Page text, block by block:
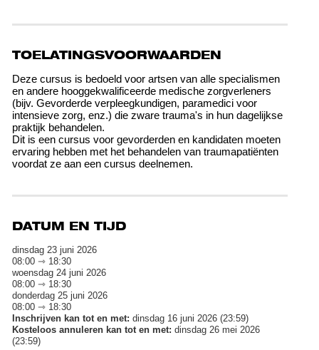
TOELATINGSVOORWAARDEN
Deze cursus is bedoeld voor artsen van alle specialismen
en andere hooggekwalificeerde medische zorgverleners
(bijv. Gevorderde verpleegkundigen, paramedici voor
intensieve zorg, enz.) die zware trauma's in hun dagelijkse
praktijk behandelen.
Dit is een cursus voor gevorderden en kandidaten moeten
ervaring hebben met het behandelen van traumapatiënten
voordat ze aan een cursus deelnemen.
DATUM EN TIJD
dinsdag 23 juni 2026
08:00 ⇾ 18:30
woensdag 24 juni 2026
08:00 ⇾ 18:30
donderdag 25 juni 2026
08:00 ⇾ 18:30
Inschrijven kan tot en met: dinsdag 16 juni 2026 (23:59)
Kosteloos annuleren kan tot en met: dinsdag 26 mei 2026
(23:59)